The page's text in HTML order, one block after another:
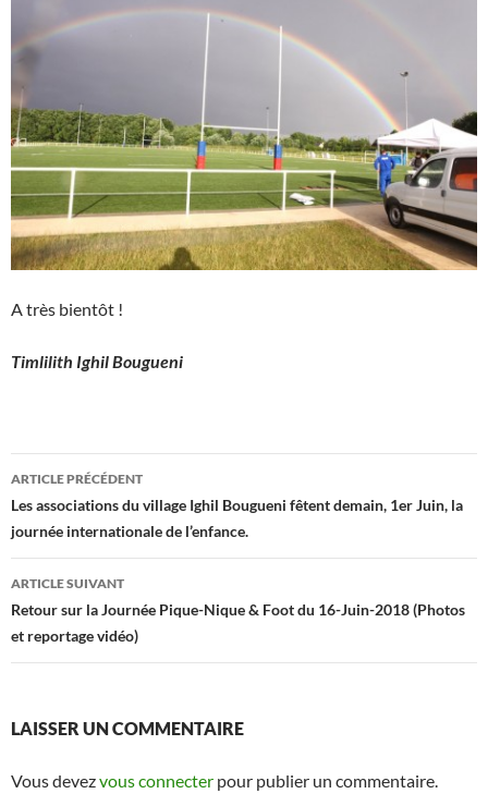
A très bientôt !
Timlilith Ighil Bougueni
Navigation
des
articles
ARTICLE PRÉCÉDENT
Les associations du village Ighil Bougueni fêtent demain, 1er Juin, la
journée internationale de l’enfance.
ARTICLE SUIVANT
Retour sur la Journée Pique-Nique & Foot du 16-Juin-2018 (Photos
et reportage vidéo)
LAISSER UN COMMENTAIRE
Vous devezvous connecter pour publier un commentaire.